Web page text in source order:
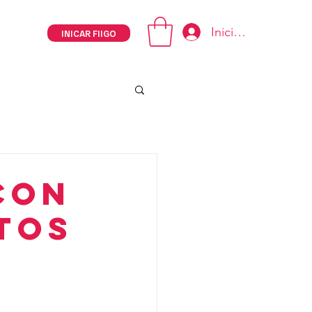
INICAR FIIGO Iniciar sesión